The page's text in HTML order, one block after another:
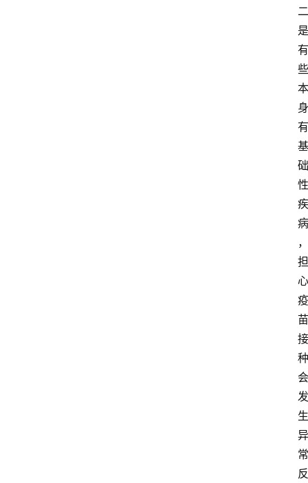
二
是
有
些
本
身
有
基
础
性
疾
病
，
担
心
疫
苗
接
种
会
发
生
异
常
反